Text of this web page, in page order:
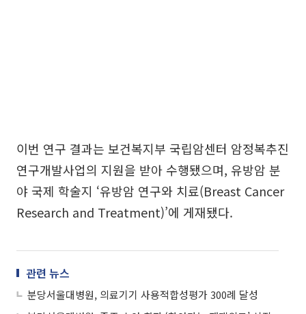
이번 연구 결과는 보건복지부 국립암센터 암정복추진
연구개발사업의 지원을 받아 수행됐으며, 유방암 분
야 국제 학술지 ‘유방암 연구와 치료(Breast Cancer
Research and Treatment)’에 게재됐다.
관련 뉴스
분당서울대병원, 의료기기 사용적합성평가 300례 달성